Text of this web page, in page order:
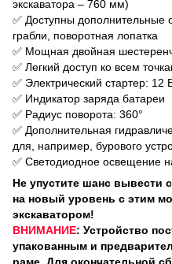
экскаватора – 760 мм)
✅ Доступны дополнительные
грабли, поворотная лопатка
✅ Мощная двойная
✅ Легкий доступ ко всем
✅ Электрический стартер: 12
✅ Индикатор заряда батареи
✅ Радиус поворота: 360°
✅ Дополнительная
для, например, бурового
✅ Светодиодное освещение
Не упустите шанс вывести
на новый уровень с этим
экскаватором!
ВНИМАНИЕ: Устройство
упакованным и